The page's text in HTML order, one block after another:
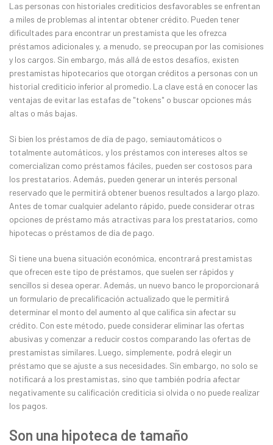
Las personas con historiales crediticios desfavorables se enfrentan
a miles de problemas al intentar obtener crédito. Pueden tener
dificultades para encontrar un prestamista que les ofrezca
préstamos adicionales y, a menudo, se preocupan por las comisiones
y los cargos. Sin embargo, más allá de estos desafíos, existen
prestamistas hipotecarios que otorgan créditos a personas con un
historial crediticio inferior al promedio. La clave está en conocer las
ventajas de evitar las estafas de "tokens" o buscar opciones más
altas o más bajas.
Si bien los préstamos de día de pago, semiautomáticos o
totalmente automáticos, y los préstamos con intereses altos se
comercializan como préstamos fáciles, pueden ser costosos para
los prestatarios. Además, pueden generar un interés personal
reservado que le permitirá obtener buenos resultados a largo plazo.
Antes de tomar cualquier adelanto rápido, puede considerar otras
opciones de préstamo más atractivas para los prestatarios, como
hipotecas o préstamos de día de pago.
Si tiene una buena situación económica, encontrará prestamistas
que ofrecen este tipo de préstamos, que suelen ser rápidos y
sencillos si desea operar. Además, un nuevo banco le proporcionará
un formulario de precalificación actualizado que le permitirá
determinar el monto del aumento al que califica sin afectar su
crédito. Con este método, puede considerar eliminar las ofertas
abusivas y comenzar a reducir costos comparando las ofertas de
prestamistas similares. Luego, simplemente, podrá elegir un
préstamo que se ajuste a sus necesidades. Sin embargo, no solo se
notificará a los prestamistas, sino que también podría afectar
negativamente su calificación crediticia si olvida o no puede realizar
los pagos.
Son una hipoteca de tamaño